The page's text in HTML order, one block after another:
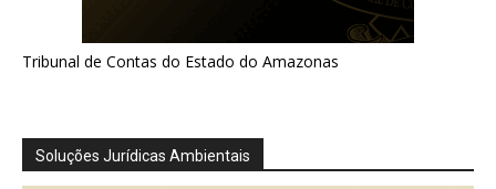
Tribunal de Contas do Estado do Amazonas
Soluções Jurídicas Ambientais